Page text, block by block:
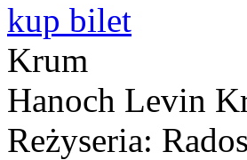
kup bilet
Krum
Hanoch Levin
Reżyseria: